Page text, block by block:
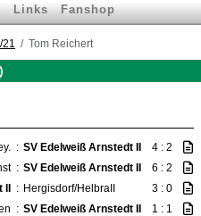
Links Fanshop
21 Tom Reichert
: SV Edelweiß Arnstedt II
4 : 2
: SV Edelweiß Arnstedt II
6 : 2
: Hergisdorf/HelbraII
3 : 0
: SV Edelweiß Arnstedt II 1 : 1